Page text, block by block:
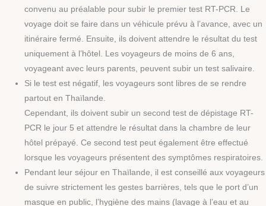
convenu au préalable pour subir le premier test RT-PCR. Le
voyage doit se faire dans un véhicule prévu à l’avance, avec un
itinéraire fermé. Ensuite, ils doivent attendre le résultat du test
uniquement à l’hôtel. Les voyageurs de moins de 6 ans,
voyageant avec leurs parents, peuvent subir un test salivaire.
Si le test est négatif, les voyageurs sont libres de se rendre
partout en Thaïlande.
Cependant, ils doivent subir un second test de dépistage RT-
PCR le jour 5 et attendre le résultat dans la chambre de leur
hôtel prépayé. Ce second test peut également être effectué
lorsque les voyageurs présentent des symptômes respiratoires.
Pendant leur séjour en Thaïlande, il est conseillé aux voyageurs
de suivre strictement les gestes barrières, tels que le port d’un
masque en public, l’hygiène des mains (lavage à l’eau et au